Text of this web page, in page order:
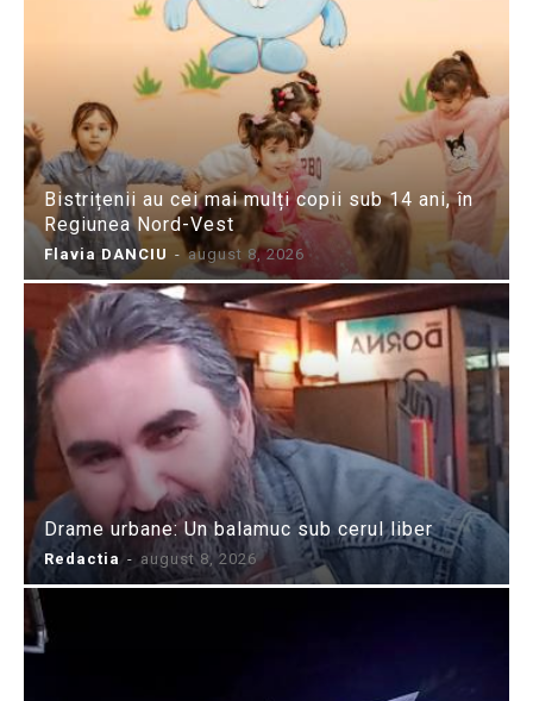
Bistrițenii au cei mai mulți copii sub 14 ani, în
Regiunea Nord-Vest
Flavia DANCIU - august 8, 2026
Drame urbane: Un balamuc sub cerul liber
Redactia - august 8, 2026